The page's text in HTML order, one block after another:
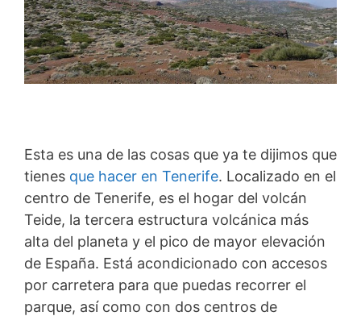
Esta es una de las cosas que ya te dijimos que
tienes que hacer en Tenerife. Localizado en el
centro de Tenerife, es el hogar del volcán
Teide, la tercera estructura volcánica más
alta del planeta y el pico de mayor elevación
de España. Está acondicionado con accesos
por carretera para que puedas recorrer el
parque, así como con dos centros de